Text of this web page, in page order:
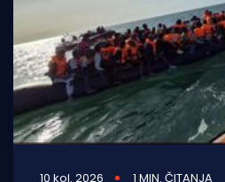
10 kol. 2026 1 MIN. ČITANJA